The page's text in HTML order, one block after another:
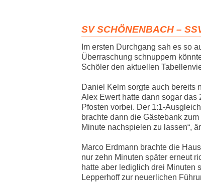
SV SCHÖNENBACH –
Im ersten Durchgang sah es so
Überraschung schnuppern
Schöler den aktuellen
Daniel Kelm sorgte auch bereits
Alex Ewert hatte dann sogar
Pfosten vorbei. Der 1:1-
brachte dann die Gästebank
Minute nachspielen zu lassen“,
Marco Erdmann brachte die
nur zehn Minuten später erneut
hatte aber lediglich drei Minuten
Lepperhoff zur neuerlichen